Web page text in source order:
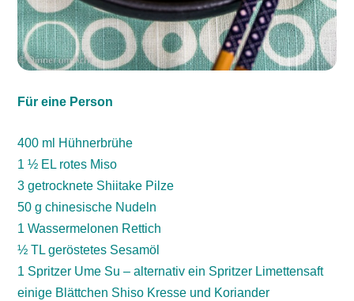
Für eine Person
400 ml Hühnerbrühe
1 ½ EL rotes Miso
3 getrocknete Shiitake Pilze
50 g chinesische Nudeln
1 Wassermelonen Rettich
½ TL geröstetes Sesamöl
1 Spritzer Ume Su – alternativ ein Spritzer Limettensaft
einige Blättchen Shiso Kresse und Koriander